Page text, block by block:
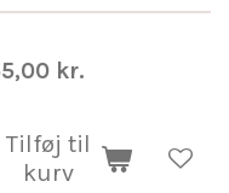
kr.
Tilføj til
kurv